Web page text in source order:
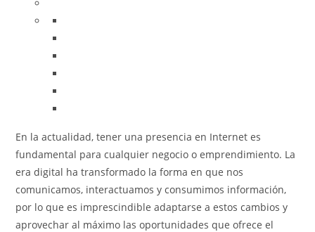
En la actualidad, tener una presencia en Internet es
fundamental para cualquier negocio o emprendimiento. La
era digital ha transformado la forma en que nos
comunicamos, interactuamos y consumimos información,
por lo que es imprescindible adaptarse a estos cambios y
aprovechar al máximo las oportunidades que ofrece el